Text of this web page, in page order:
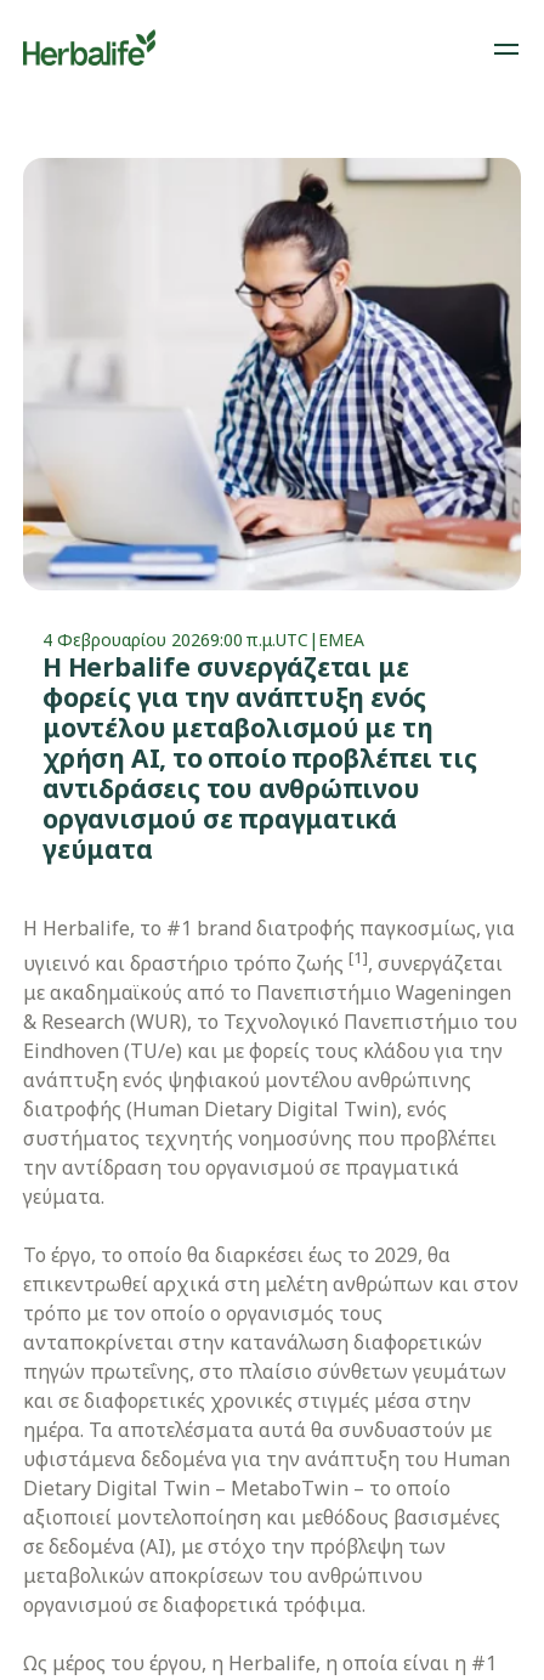
4 Φεβρουαρίου 20269:00 π.μ.UTC | EMEA
Η Herbalife συνεργάζεται με
φορείς για την ανάπτυξη ενός
μοντέλου μεταβολισμού με τη
χρήση ΑΙ, το οποίο προβλέπει τις
αντιδράσεις του ανθρώπινου
οργανισμού σε πραγματικά
γεύματα
Η Herbalife, το #1 brand διατροφής παγκοσμίως, για
υγιεινό και δραστήριο τρόπο ζωής[1], συνεργάζεται
με ακαδημαϊκούς από το Πανεπιστήμιο Wageningen
& Research (WUR), το Τεχνολογικό Πανεπιστήμιο του
Eindhoven (TU/e) και με φορείς τους κλάδου για την
ανάπτυξη ενός ψηφιακού μοντέλου ανθρώπινης
διατροφής (Human Dietary Digital Twin), ενός
συστήματος τεχνητής νοημοσύνης που προβλέπει
την αντίδραση του οργανισμού σε πραγματικά
γεύματα.
Το έργο, το οποίο θα διαρκέσει έως το 2029, θα
επικεντρωθεί αρχικά στη μελέτη ανθρώπων και στον
τρόπο με τον οποίο ο οργανισμός τους
ανταποκρίνεται στην κατανάλωση διαφορετικών
πηγών πρωτεΐνης, στο πλαίσιο σύνθετων γευμάτων
και σε διαφορετικές χρονικές στιγμές μέσα στην
ημέρα. Τα αποτελέσματα αυτά θα συνδυαστούν με
υφιστάμενα δεδομένα για την ανάπτυξη του Human
Dietary Digital Twin – MetaboTwin – το οποίο
αξιοποιεί μοντελοποίηση και μεθόδους βασισμένες
σε δεδομένα (AI), με στόχο την πρόβλεψη των
μεταβολικών αποκρίσεων του ανθρώπινου
οργανισμού σε διαφορετικά τρόφιμα.
Ως μέρος του έργου, η Herbalife, η οποία είναι η #1